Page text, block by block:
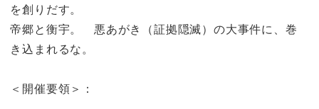
を創りだす。
帝郷と衡宇。 悪あがき（証拠隠滅）の大事件に、巻
き込まれるな。
＜開催要領＞：